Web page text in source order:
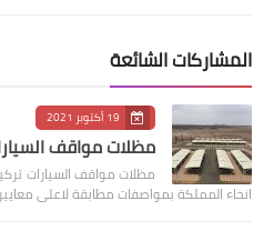
المشاركات الشائعة
19 أكتوبر 2021
مظلات مواقف
مظلات مواقف السيارات
انحاء المملكة بمواصفات مطابقة لاعلى